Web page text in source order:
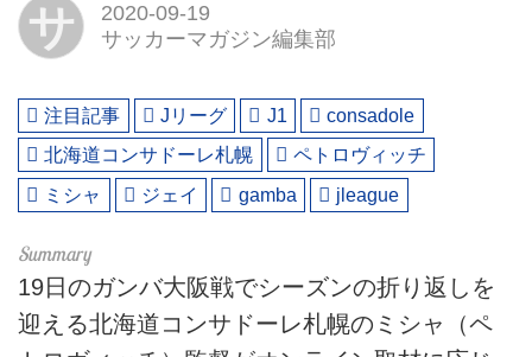
サ
2020-09-19
サッカーマガジン編集部
注目記事 Jリーグ J1
consadole
北海道コンサドーレ札幌
ペトロヴィッチ
ミシャ
ジェイ gamba jleague
19日のガンバ大阪戦でシーズンの折り返しを
迎える北海道コンサドーレ札幌のミシャ（ペ